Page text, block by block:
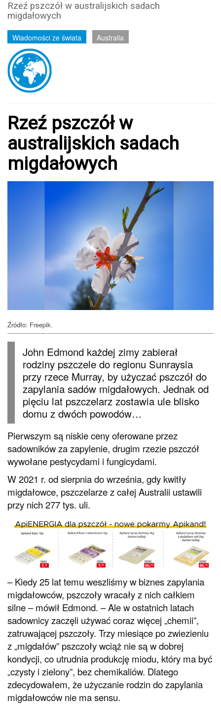
Rzeź pszczół w australijskich sadach
migdałowych
Wiadomości ze świata Australia
Rzeź pszczół w
australijskich sadach
migdałowych
Źródło: Freepik.
John Edmond każdej zimy zabierał
rodziny pszczele do regionu Sunraysia
przy rzece Murray, by użyczać pszczół do
zapylania sadów migdałowych. Jednak od
pięciu lat pszczelarz zostawia ule blisko
domu z dwóch powodów…
Pierwszym są niskie ceny oferowane przez
sadowników za zapylenie, drugim rzezie pszczół
wywołane pestycydami i fungicydami.
W 2021 r. od sierpnia do września, gdy kwitły
migdałowce, pszczelarze z całej Australii ustawili
przy nich 277 tys. uli.
– Kiedy 25 lat temu weszliśmy w biznes zapylania
migdałowców, pszczoły wracały z nich całkiem
silne – mówił Edmond. – Ale w ostatnich latach
sadownicy zaczęli używać coraz więcej „chemii”,
zatruwającej pszczoły. Trzy miesiące po zwiezieniu
z „migdałów” pszczoły wciąż nie są w dobrej
kondycji, co utrudnia produkcję miodu, który ma być
„czysty i zielony”, bez chemikaliów. Dlatego
zdecydowałem, że użyczanie rodzin do zapylania
migdałowców nie ma sensu.